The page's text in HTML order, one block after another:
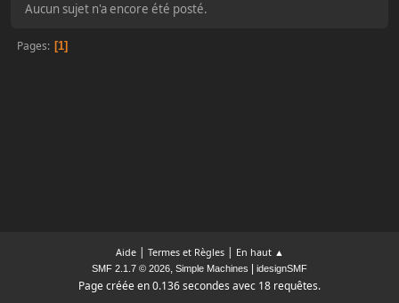
Aucun sujet n'a encore été posté.
Pages 1
Aide| Termes et Règles| En haut ▲
SMF 2.1.7 © 2026, Simple Machines idesignSMF
Page créée en 0.136 secondes avec 18 requêtes.